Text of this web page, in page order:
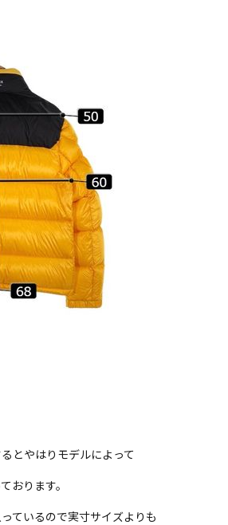
とやはりモデルによって
おります。
ているので実寸サイズよりも